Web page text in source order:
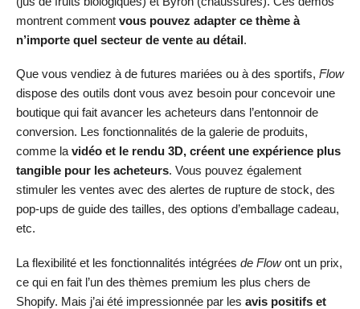
montrent comment vous pouvez adapter ce thème à
n’importe quel secteur de vente au détail.
Que vous vendiez à de futures mariées ou à des sportifs, Flow
dispose des outils dont vous avez besoin pour concevoir une
boutique qui fait avancer les acheteurs dans l’entonnoir de
conversion. Les fonctionnalités de la galerie de produits,
comme lavidéo et le rendu 3D, créent une expérience plus
tangible pour les acheteurs. Vous pouvez également
stimuler les ventes avec des alertes de rupture de stock, des
pop-ups de guide des tailles, des options d’emballage cadeau,
etc.
La flexibilité et les fonctionnalités intégrées de Flowont un prix,
ce qui en fait l’un des thèmes premium les plus chers de
Shopify. Mais j’ai été impressionnée par les avis positifs et